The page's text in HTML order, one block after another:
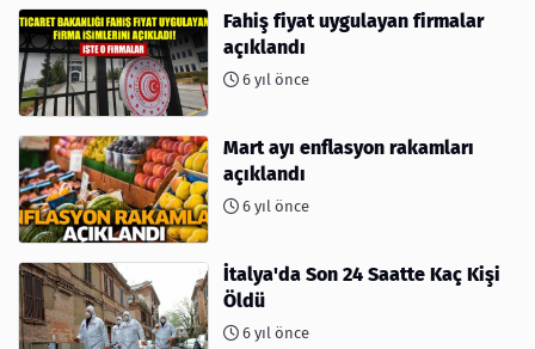
Fahiş fiyat uygulayan firmalar
açıklandı
6 yıl önce
Mart ayı enflasyon rakamları
açıklandı
6 yıl önce
İtalya'da Son 24 Saatte Kaç Kişi
Öldü
6 yıl önce